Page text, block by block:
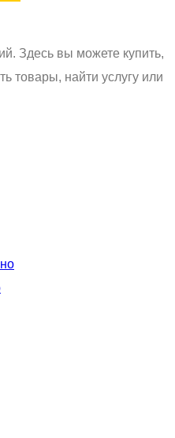
Здесь вы можете купить,
товары, найти услугу или